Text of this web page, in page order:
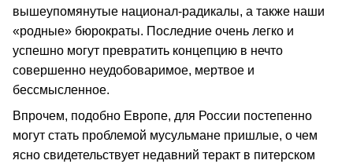
вышеупомянутые национал-радикалы, а также наши
«родные» бюрократы. Последние очень легко и
успешно могут превратить концепцию в нечто
совершенно неудобоваримое, мертвое и
бессмысленное.
Впрочем, подобно Европе, для России постепенно
могут стать проблемой мусульмане пришлые, о чем
ясно свидетельствует недавний теракт в питерском